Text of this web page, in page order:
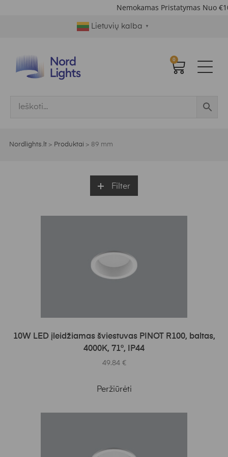
Nemokamas Pristatymas Nuo
Lietuvių kalba ▼
0
Nordlights.lt > Produktai > 89 mm
Filter
Į KREPŠELĮ
10W LED įleidžiamas šviestuvas PINOT R100, baltas,
4000K, 71°, IP44
49.84 €
Peržiūrėti